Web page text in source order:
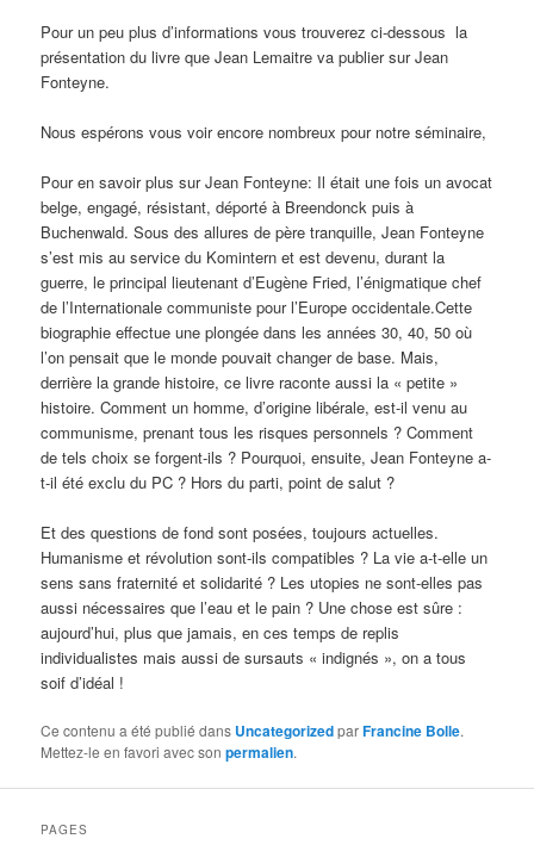
Pour un peu plus d’informations vous trouverez ci-dessous la
présentation du livre que Jean Lemaitre va publier sur Jean
Fonteyne.
Nous espérons vous voir encore nombreux pour notre séminaire,
Pour en savoir plus sur Jean Fonteyne: Il était une fois un avocat
belge, engagé, résistant, déporté à Breendonck puis à
Buchenwald. Sous des allures de père tranquille, Jean Fonteyne
s’est mis au service du Komintern et est devenu, durant la
guerre, le principal lieutenant d’Eugène Fried, l’énigmatique chef
de l’Internationale communiste pour l’Europe occidentale.Cette
biographie effectue une plongée dans les années 30, 40, 50 où
l’on pensait que le monde pouvait changer de base. Mais,
derrière la grande histoire, ce livre raconte aussi la « petite »
histoire. Comment un homme, d’origine libérale, est-il venu au
communisme, prenant tous les risques personnels ? Comment
de tels choix se forgent-ils ? Pourquoi, ensuite, Jean Fonteyne a-
t-il été exclu du PC ? Hors du parti, point de salut ?
Et des questions de fond sont posées, toujours actuelles.
Humanisme et révolution sont-ils compatibles ? La vie a-t-elle un
sens sans fraternité et solidarité ? Les utopies ne sont-elles pas
aussi nécessaires que l’eau et le pain ? Une chose est sûre :
aujourd’hui, plus que jamais, en ces temps de replis
individualistes mais aussi de sursauts « indignés », on a tous
soif d’idéal !
Ce contenu a été publié dans UncategorizedparFrancine Bolle.
Mettez-le en favori avec sonpermalien.
PAGES